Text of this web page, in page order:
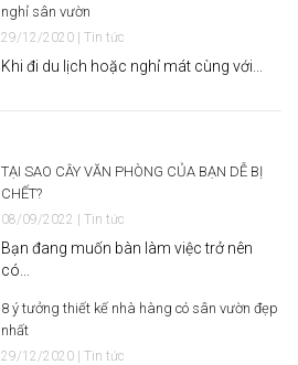
nghỉ sân vườn
29/12/2020 | Tin tức
Khi đi du lịch hoặc nghỉ mát cùng với...
TẠI SAO CÂY VĂN PHÒNG CỦA BẠN DỄ BỊ
CHẾT?
08/09/2022 | Tin tức
Bạn đang muốn bàn làm việc trở nên
có...
8 ý tưởng thiết kế nhà hàng có sân vườn đẹp
nhất
29/12/2020 | Tin tức